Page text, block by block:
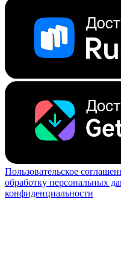
Пользовательское
обработку персональных
конфиденциальности